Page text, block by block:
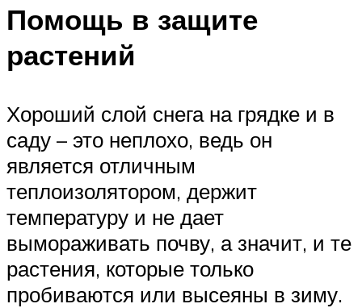
Помощь в защите
растений
Хороший слой снега на грядке и в
саду – это неплохо, ведь он
является отличным
теплоизолятором, держит
температуру и не дает
вымораживать почву, а значит, и те
растения, которые только
пробиваются или высеяны в зиму.